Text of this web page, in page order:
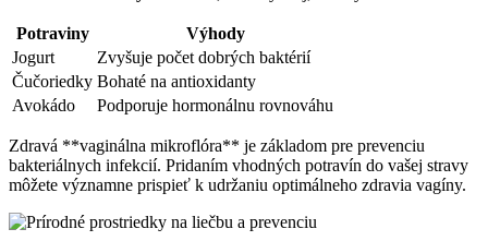
Potraviny
Výhody
Jogurt
Zvyšuje počet dobrých baktérií
Čučoriedky Bohaté na antioxidanty
Avokádo
Podporuje hormonálnu rovnováhu
Zdravá **vaginálna mikroflóra** je základom pre prevenciu
bakteriálnych infekcií. Pridaním vhodných potravín do vašej stravy
môžete významne prispieť k udržaniu optimálneho zdravia vagíny.